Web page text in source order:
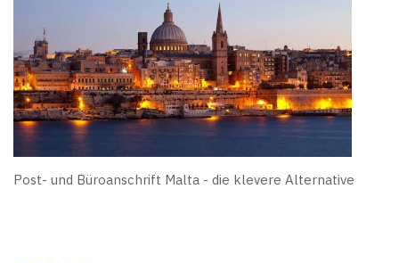
Post- und Büroanschrift Malta - die klevere Alternative